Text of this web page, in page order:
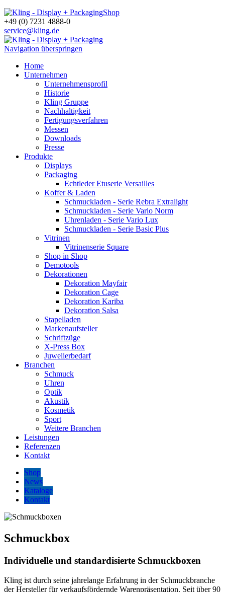
Shop
+49 (0) 7231 4888-0
service@kling.de
Navigation überspringen
Home
Unternehmen
Unternehmensprofil
Historie
Kling Gruppe
Nachhaltigkeit
Fertigungsverfahren
Messen
Downloads
Presse
Produkte
Displays
Packaging
Echtleder Etuserie Versailles
Koffer & Laden
Schmuckladen - Serie Rebra Extralight
Schmuckladen - Serie Vario Norm
Uhrenladen - Serie Vario Lux
Schmuckladen - Serie Basic Plus
Vitrinen
Vitrinenserie Square
Shop in Shop
Demotools
Dekorationen
Dekoration Mayfair
Dekoration Cage
Dekoration Kariba
Dekoration Salsa
Stapelladen
Markenaufsteller
Schriftzüge
X-Press Box
Juwelierbedarf
Branchen
Schmuck
Uhren
Optik
Akustik
Kosmetik
Sport
Weitere Branchen
Leistungen
Referenzen
Kontakt
Shop
News
Kataloge
Kontakt
Schmuckbox
Individuelle und standardisierte Schmuckboxen
Kling ist durch seine jahrelange Erfahrung in der Schmuckbranche
der Hersteller für verkaufsfördernde Warenpräsentation. Seit über 90